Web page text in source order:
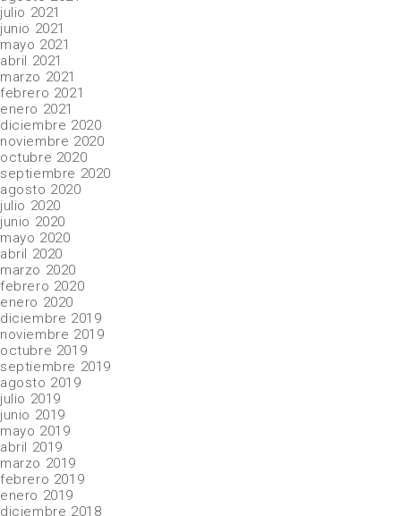
julio 2021
junio 2021
mayo 2021
abril 2021
marzo 2021
febrero 2021
enero 2021
diciembre 2020
noviembre 2020
octubre 2020
septiembre 2020
agosto 2020
julio 2020
junio 2020
mayo 2020
abril 2020
marzo 2020
febrero 2020
enero 2020
diciembre 2019
noviembre 2019
octubre 2019
septiembre 2019
agosto 2019
julio 2019
junio 2019
mayo 2019
abril 2019
marzo 2019
febrero 2019
enero 2019
diciembre 2018